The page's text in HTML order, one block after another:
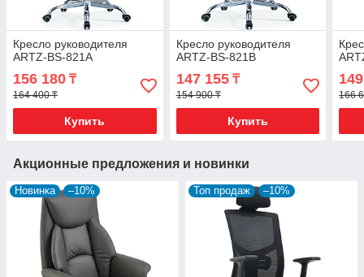
Кресло руководителя
ARTZ-BS-821A
156 180 ₸
164 400 ₸
Купить
Кресло руководителя
ARTZ-BS-821B
147 155₸
154 900 ₸
Купить
166
Акционные предложения и новинки
Новинка –10% Топ продаж –10%